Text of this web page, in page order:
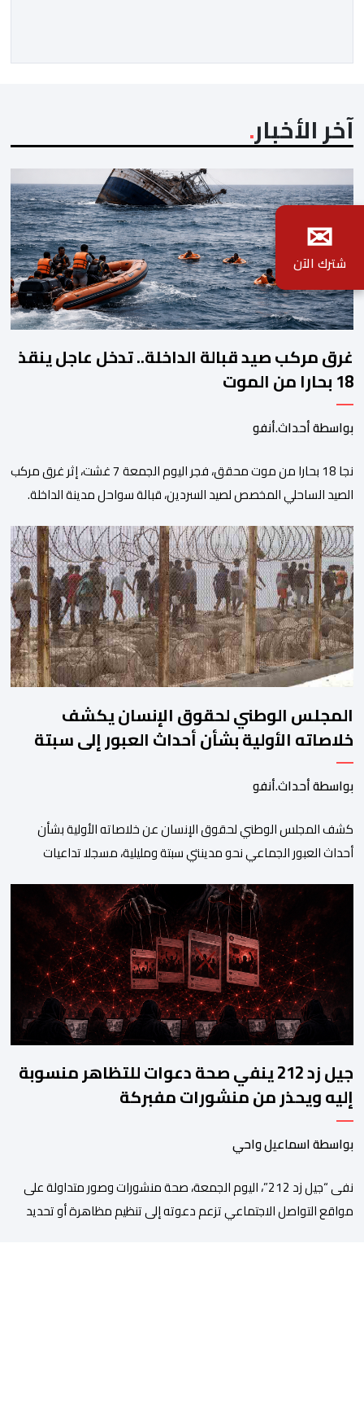
المسؤول الوحيد المباشر والمنتخب من قِبل 211 اتحادا […]
آخر الأخبار
غرق مركب صيد قبالة الداخلة.. تدخل عاجل ينقذ
18 بحارا من الموت
بواسطة أحداث.أنفو
نجا 18 بحارا من موت محقق، فجر اليوم الجمعة 7 غشت، إثر غرق مركب
الصيد الساحلي المخصص لصيد السردين، قبالة سواحل مدينة الداخلة.
كبيرة من المياه إلى داخل المركب أثناء مزاولته نشاط الصيد البحري، قبل
أن تتفاقم الوضعية وينتهي الأمر بغرقه، ما استنفر عدداً من مراكب […]
المجلس الوطني لحقوق الإنسان يكشف
خلاصاته الأولية بشأن أحداث العبور إلى سبتة
ومليلية
بواسطة أحداث.أنفو
كشف المجلس الوطني لحقوق الإنسان عن خلاصاته الأولية بشأن
أحداث العبور الجماعي نحو مدينتي سبتة ومليلية، مسجلا تداعيات
الحق في الحياة والسلامة الجسدية وحقوق الأطفال والحقوق
المرتبطة بالهجرة. وأوضح المجلس، في بلاغ له، أنه اعتمد في تتبعه
للأحداث على الرصد الميداني والرقمي والاستماع إلى شهادات عدد […]
جيل زد 212 ينفي صحة دعوات للتظاهر منسوبة
إليه ويحذر من منشورات مفبركة
بواسطة اسماعيل واحي
نفى “جيل زد 212”، اليوم الجمعة، صحة منشورات وصور متداولة على
مواقع التواصل الاجتماعي تزعم دعوته إلى تنظيم مظاهرة أو تحديد
✉
شترك الآن